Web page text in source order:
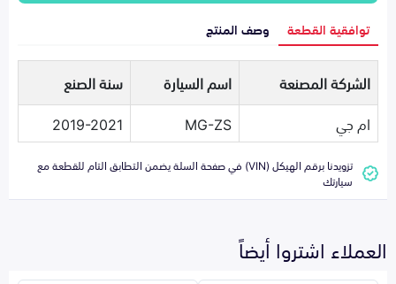
توافقية القطعة وصف المنتج
الشركة المصنعة اسم السيارة
سنة الصنع
ام جي
MG-ZS
2019-2021
تزويدنا برقم الهيكل (VIN) في صفحة السلة يضمن التطابق التام للقطعة مع
سيارتك
العملاء اشتروا أيضاً